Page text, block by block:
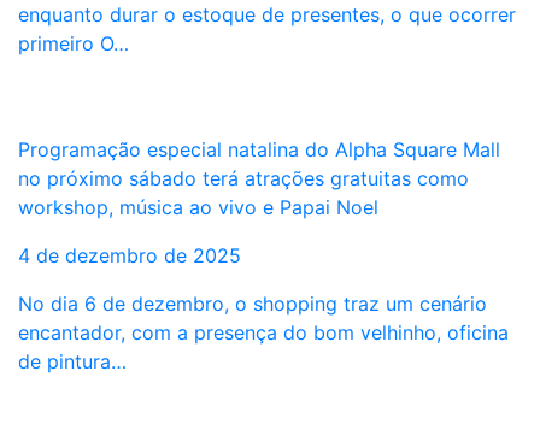
enquanto durar o estoque de presentes, o que ocorrer
primeiro O…
Programação especial natalina do Alpha Square Mall
no próximo sábado terá atrações gratuitas como
workshop, música ao vivo e Papai Noel
4 de dezembro de 2025
No dia 6 de dezembro, o shopping traz um cenário
encantador, com a presença do bom velhinho, oficina
de pintura…